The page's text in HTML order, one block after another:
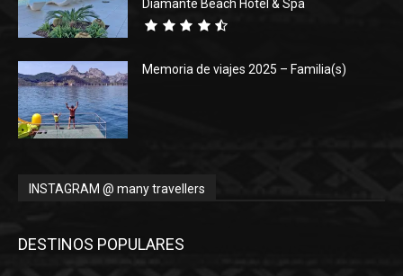
Diamante Beach Hotel & Spa
Memoria de viajes 2025 – Familia(s)
INSTAGRAM @ many travellers
DESTINOS POPULARES